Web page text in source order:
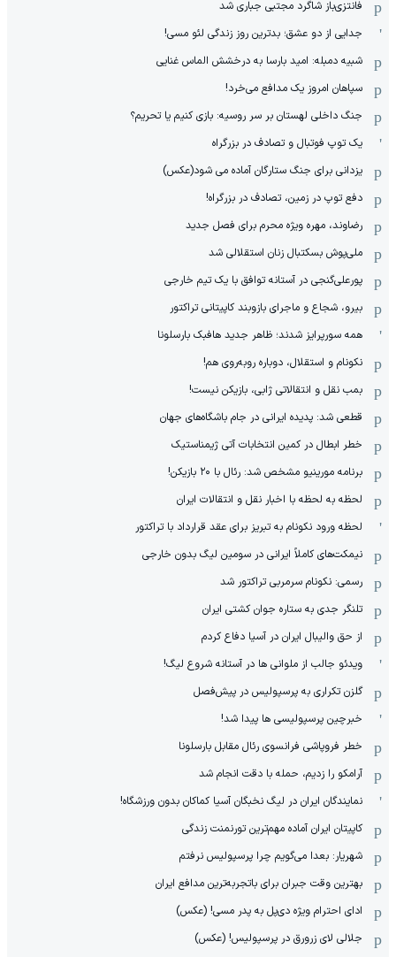
فانتزی‌باز شاگرد مجتبی جباری شد
جدایی از دو عشق؛ بدترین روز زندگی لئو مسی!
شبیه دمبله: امید بارسا به درخشش الماس غنایی
سپاهان امروز یک مدافع می‌خرد!
جنگ داخلی لهستان بر سر روسیه: بازی کنیم یا تحریم؟
یک توپ فوتبال و تصادف در بزرگراه
یزدانی برای جنگ ستارگان آماده می شود(عکس)
دفع توپ در زمین، تصادف در بزرگراه!
رضاوند، مهره ویژه محرم برای فصل جدید
ملی‌پوش بسکتبال زنان استقلالی شد
پورعلی‌گنجی در آستانه توافق با یک تیم خارجی
بیرو، شجاع و ماجرای بازوبند کاپیتانی تراکتور
همه سورپرایز شدند؛ ظاهر جدید هافبک بارسلونا
نکونام و استقلال، دوباره روبه‌روی هم!
بمب نقل و انتقالاتی ژابی، بازیکن نیست!
قطعی شد: پدیده ایرانی در جام باشگاه‌های جهان
خطر ابطال در کمین انتخابات آتی ژیمناستیک
برنامه مورینیو مشخص شد: رئال با ۲۰ بازیکن!
لحظه به لحظه با اخبار نقل و انتقالات ایران
لحظه ورود نکونام به تبریز برای عقد قرارداد با تراکتور
نیمکت‌های کاملاً ایرانی در سومین لیگ بدون خارجی
رسمی: نکونام سرمربی تراکتور شد
تلنگر جدی به ستاره جوان کشتی ایران
از حق والیبال ایران در آسیا دفاع کردم
ویدئو جالب از ملوانی ها در آستانه شروع لیگ!
گلزن تکراری به پرسپولیس در پیش‌فصل
خبرچین پرسپولیسی ها پیدا شد!
خطر فروپاشی فرانسوی رئال مقابل بارسلونا
آرامکو را زدیم، حمله با دقت انجام شد
نمایندگان ایران در لیگ نخبگان آسیا کماکان بدون ورزشگاه!
کاپیتان ایران آماده مهم‌ترین تورنمنت زندگی
شهریار: بعدا می‌گویم چرا پرسپولیس نرفتم
بهترین وقت جبران برای باتجربه‌ترین مدافع ایران
ادای احترام ویژه دی‌پل به پدر مسی! (عکس)
جلالی لای زرورق در پرسپولیس! (عکس)